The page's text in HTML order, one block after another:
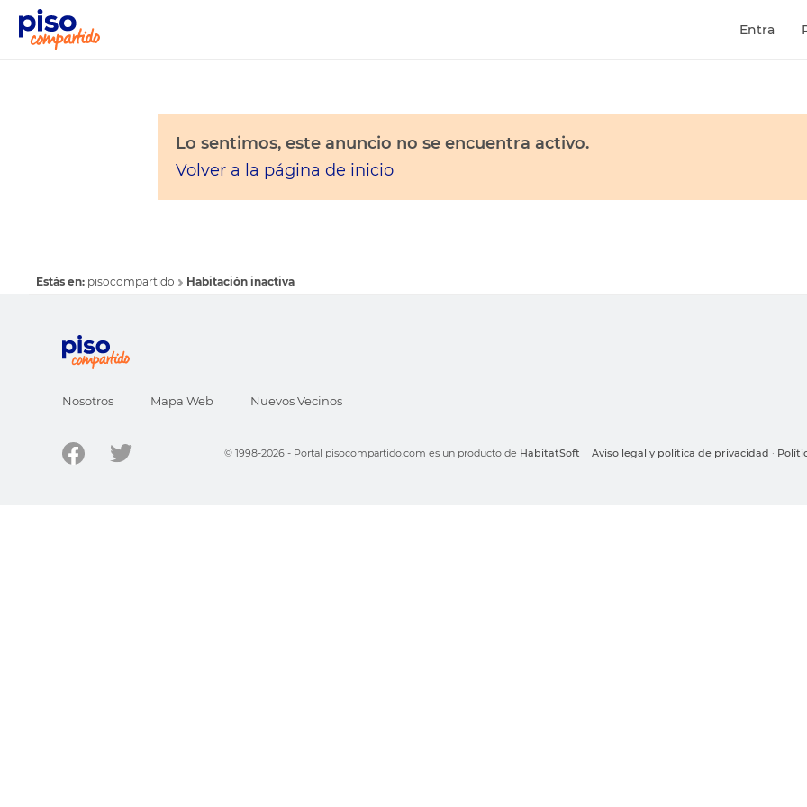
Entra
Lo sentimos, este anuncio no se encuentra activo.
Volver a la página de inicio
Estás en: pisocompartido Habitación inactiva
Nosotros Mapa Web Nuevos Vecinos
© 1998-2026 - Portal pisocompartido.com es un producto de HabitatSoft Aviso legal y política de privacidad ·